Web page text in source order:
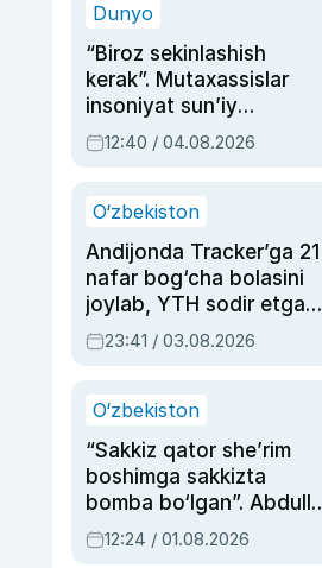
Dunyo
“Biroz sekinlashish
kerak”. Mutaxassislar
insoniyat sun’iy
intellektni boshqara
olmay qolishidan xavotir
12:40 / 04.08.2026
O‘zbekiston
Andijonda Tracker’ga 21
nafar bog‘cha bolasini
joylab, YTH sodir etgan
ayolga sud hukmi o‘qildi
23:41 / 03.08.2026
O‘zbekiston
“Sakkiz qator she’rim
boshimga sakkizta
bomba bo‘lgan”. Abdulla
Oripovni siyosiy
ayblovlardan asrab
12:24 / 01.08.2026